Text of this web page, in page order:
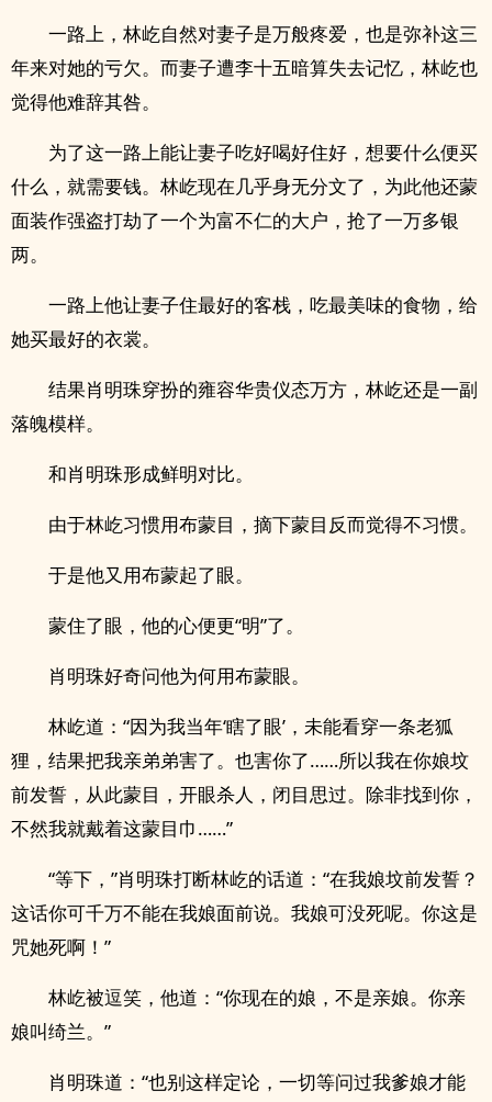
一路上，林屹自然对妻子是万般疼爱，也是弥补这三
年来对她的亏欠。而妻子遭李十五暗算失去记忆，林屹也
觉得他难辞其咎。
为了这一路上能让妻子吃好喝好住好，想要什么便买
什么，就需要钱。林屹现在几乎身无分文了，为此他还蒙
面装作强盗打劫了一个为富不仁的大户，抢了一万多银
两。
一路上他让妻子住最好的客栈，吃最美味的食物，给
她买最好的衣裳。
结果肖明珠穿扮的雍容华贵仪态万方，林屹还是一副
落魄模样。
和肖明珠形成鲜明对比。
由于林屹习惯用布蒙目，摘下蒙目反而觉得不习惯。
于是他又用布蒙起了眼。
蒙住了眼，他的心便更“明”了。
肖明珠好奇问他为何用布蒙眼。
林屹道：“因为我当年‘瞎了眼’，未能看穿一条老狐
狸，结果把我亲弟弟害了。也害你了……所以我在你娘坟
前发誓，从此蒙目，开眼杀人，闭目思过。除非找到你，
不然我就戴着这蒙目巾……”
“等下，”肖明珠打断林屹的话道：“在我娘坟前发誓？
这话你可千万不能在我娘面前说。我娘可没死呢。你这是
咒她死啊！”
林屹被逗笑，他道：“你现在的娘，不是亲娘。你亲
娘叫绮兰。”
肖明珠道：“也别这样定论，一切等问过我爹娘才能